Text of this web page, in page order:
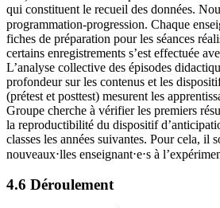
qui constituent le recueil des données.
programmation-progression. Chaque
fiches de préparation pour les séances
certains enregistrements s’est effectuée
L’analyse collective des épisodes
profondeur sur les contenus et les
(prétest et posttest) mesurent les
Groupe cherche à vérifier les premiers
la reproductibilité du dispositif
classes les années suivantes. Pour cela, il
nouveaux⋅lles enseignant⋅e⋅s à
4.6 Déroulement